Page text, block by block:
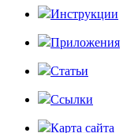
Инструкции
Приложения
Статьи
Ссылки
Карта сайта